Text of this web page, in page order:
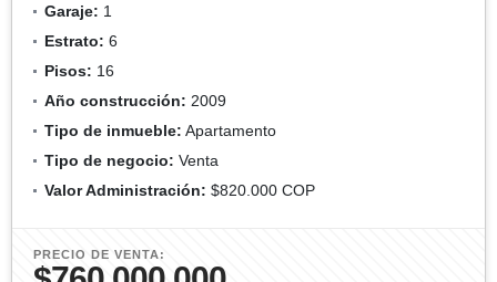
Garaje: 1
Estrato: 6
Pisos: 16
Año construcción: 2009
Tipo de inmueble: Apartamento
Tipo de negocio: Venta
Valor Administración: $820.000 COP
PRECIO DE VENTA: